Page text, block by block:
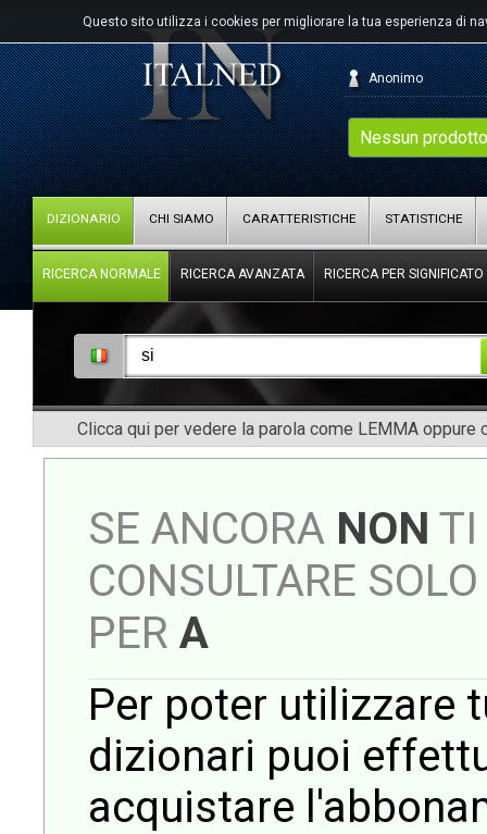
Questo sito utilizza i cookies per migliorare la tua esperienza di
Nessun
Anonimo
DIZIONARIO CHI SIAMO CARATTERISTICHE STATISTICHE
RICERCA NORMALE RICERCA AVANZATA RICERCA PER SIGNIFICATO
Clicca qui per vedere la parola come LEMMA oppure
SE ANCORA NON TI
CONSULTARE
PER A
Per poter utilizzare
dizionari puoi
acquistare